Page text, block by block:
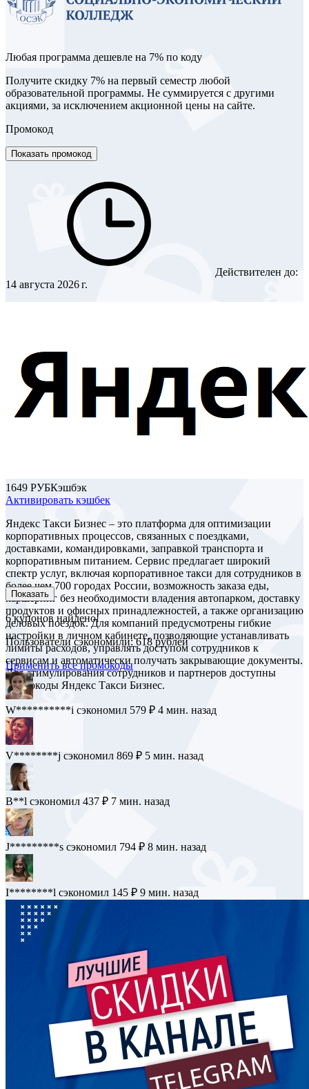
Любая программа дешевле на 7% по коду
Получите скидку 7% на первый семестр любой
образовательной программы. Не суммируется с другими
акциями, за исключением акционной цены на сайте.
Промокод
Показать промокод
Действителен до:
14 августа 2026 г.
1649 РУБКэшбэк
Активировать кэшбек
Яндекс Такси Бизнес – это платформа для оптимизации
корпоративных процессов, связанных с поездками,
доставками, командировками, заправкой транспорта и
корпоративным питанием. Сервис предлагает широкий
спектр услуг, включая корпоративное такси для сотрудников в
более чем 700 городах России, возможность заказа еды,
каршеринг без необходимости владения автопарком, доставку
продуктов и офисных принадлежностей, а также организацию
деловых поездок. Для компаний предусмотрены гибкие
настройки в личном кабинете, позволяющие устанавливать
лимиты расходов, управлять доступом сотрудников к
сервисам и автоматически получать закрывающие документы.
Для стимулирования сотрудников и партнеров доступны
промокоды Яндекс Такси Бизнес.
Показать
6купонов найдено!
Пользователи сэкономили: 618 рублей
Применить все промокоды
W**********i сэкономил 579 ₽ 4 мин. назад
V********j сэкономил 869 ₽ 5 мин. назад
B**l сэкономил 437 ₽ 7 мин. назад
J*********s сэкономил 794 ₽ 8 мин. назад
I********l сэкономил 145 ₽ 9 мин. назад